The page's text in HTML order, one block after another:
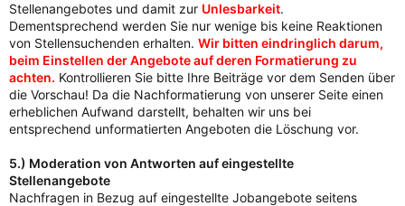
Stellenangebotes und damit zur Unlesbarkeit.
Dementsprechend werden Sie nur wenige bis keine Reaktionen
von Stellensuchenden erhalten. Wir bitten eindringlich darum,
beim Einstellen der Angebote auf deren Formatierung zu
achten. Kontrollieren Sie bitte Ihre Beiträge vor dem Senden über
die Vorschau! Da die Nachformatierung von unserer Seite einen
erheblichen Aufwand darstellt, behalten wir uns bei
entsprechend unformatierten Angeboten die Löschung vor.
5.) Moderation von Antworten auf eingestellte
Stellenangebote
Nachfragen in Bezug auf eingestellte Jobangebote seitens